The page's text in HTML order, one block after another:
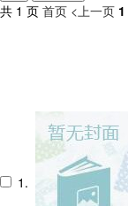
共 1 页 首页 <上一页 1
1.